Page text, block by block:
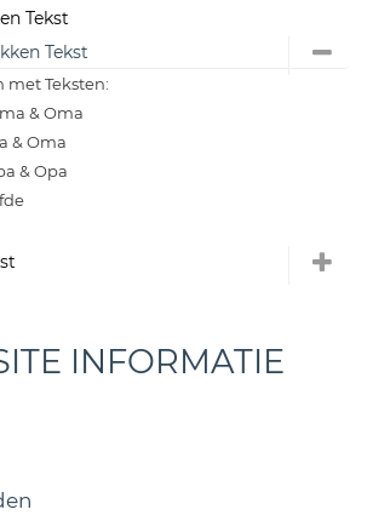
Tekst
Tekst
met Teksten:
& Oma
& Oma
& Opa
INFORMATIE